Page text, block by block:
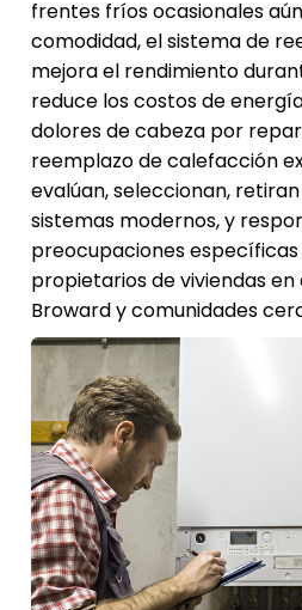
frentes fríos ocasionales
comodidad, el sistema de
mejora el rendimiento
reduce los costos de
dolores de cabeza por
reemplazo de calefacción
evalúan, seleccionan,
sistemas modernos, y
preocupaciones
propietarios de viviendas
Broward y comunidades